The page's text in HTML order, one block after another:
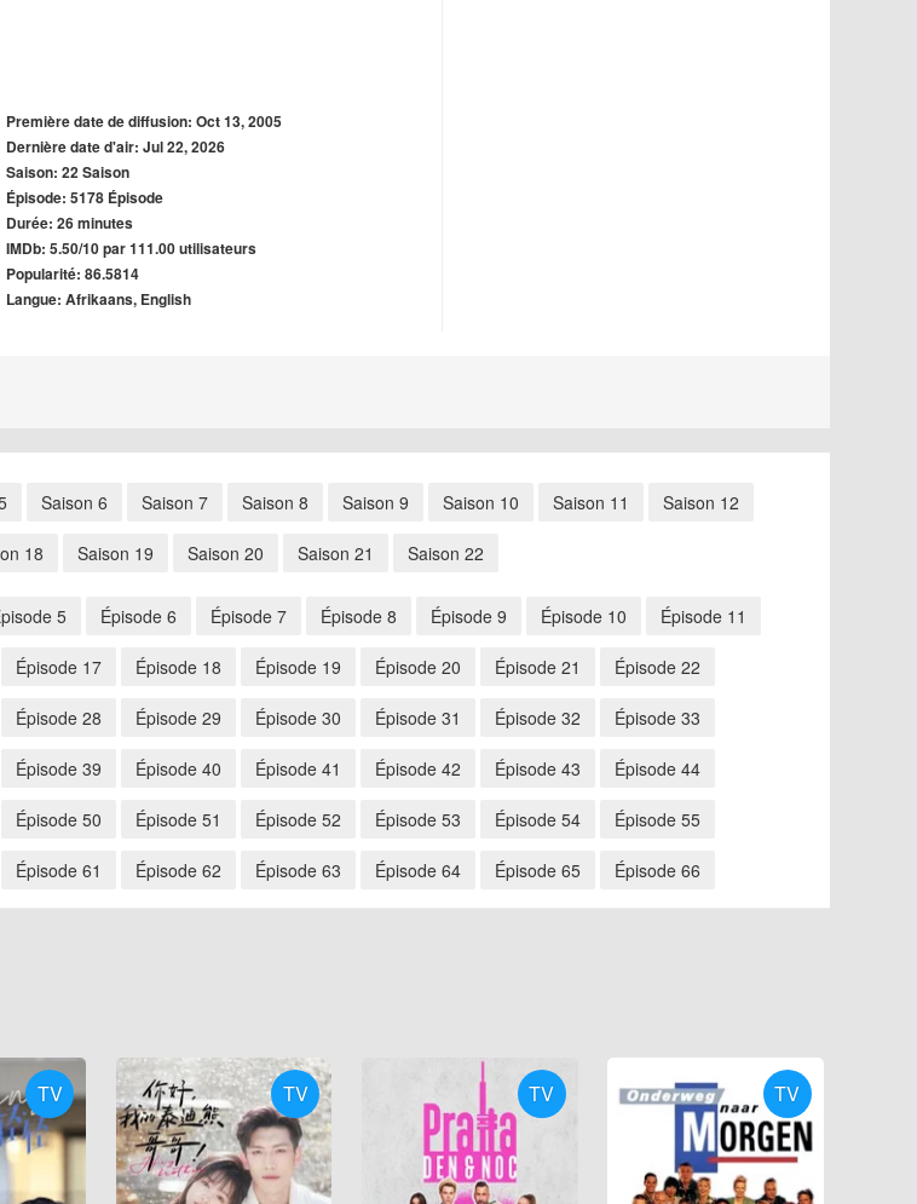
Première date de diffusion: Oct 13, 2005
Dernière date d'air: Jul 22, 2026
Saison: 22 Saison
Épisode: 5178 Épisode
Durée: 26 minutes
IMDb: 5.50/10 par 111.00 utilisateurs
Popularité: 86.5814
Langue: Afrikaans, English
Saison 6 Saison 7 Saison 8 Saison 9 Saison 10 Saison 11 Saison 12
18 Saison 19 Saison 20 Saison 21 Saison 22
5 Épisode 6 Épisode 7 Épisode 8 Épisode 9 Épisode 10 Épisode 11
Épisode 17 Épisode 18 Épisode 19 Épisode 20 Épisode 21 Épisode 22
Épisode 28 Épisode 29 Épisode 30 Épisode 31 Épisode 32 Épisode 33
Épisode 39 Épisode 40 Épisode 41 Épisode 42 Épisode 43 Épisode 44
Épisode 50 Épisode 51 Épisode 52 Épisode 53 Épisode 54 Épisode 55
Épisode 61 Épisode 62 Épisode 63 Épisode 64 Épisode 65 Épisode 66
TV TV TV TV